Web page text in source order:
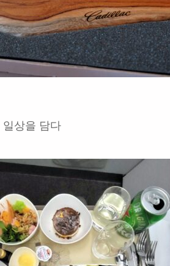
일상을 담다